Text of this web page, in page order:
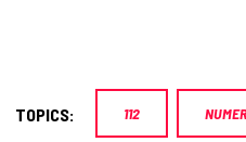
TOPICS: 112